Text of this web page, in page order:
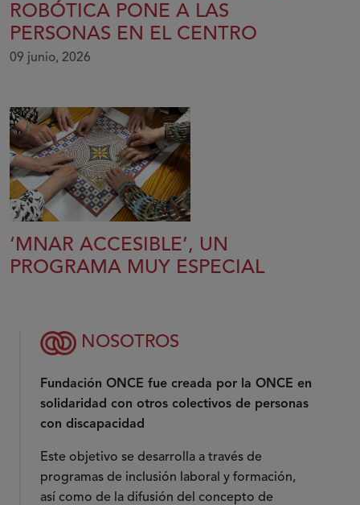
ROBÓTICA PONE A LAS
PERSONAS EN EL CENTRO
09 junio, 2026
‘MNAR ACCESIBLE’, UN
PROGRAMA MUY ESPECIAL
NOSOTROS
Fundación ONCE fue creada por la ONCE en
solidaridad con otros colectivos de personas
con discapacidad
Este objetivo se desarrolla a través de
programas de inclusión laboral y formación,
así como de la difusión del concepto de